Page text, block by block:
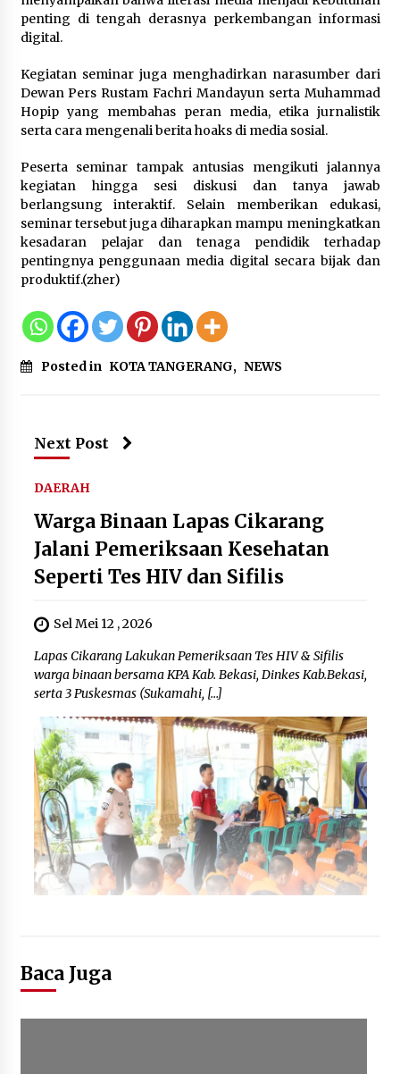
penting di tengah derasnya perkembangan informasi
digital.
Kegiatan seminar juga menghadirkan narasumber dari
Dewan Pers Rustam Fachri Mandayun serta Muhammad
Hopip yang membahas peran media, etika jurnalistik
serta cara mengenali berita hoaks di media sosial.
Peserta seminar tampak antusias mengikuti jalannya
kegiatan hingga sesi diskusi dan tanya jawab
berlangsung interaktif. Selain memberikan edukasi,
seminar tersebut juga diharapkan mampu meningkatkan
kesadaran pelajar dan tenaga pendidik terhadap
pentingnya penggunaan media digital secara bijak dan
produktif.(zher)
Posted in KOTA TANGERANG, NEWS
Next Post
DAERAH
Warga Binaan Lapas Cikarang
Jalani Pemeriksaan Kesehatan
Seperti Tes HIV dan Sifilis
Sel Mei 12 , 2026
Lapas Cikarang Lakukan Pemeriksaan Tes HIV & Sifilis
warga binaan bersama KPA Kab. Bekasi, Dinkes Kab.Bekasi,
serta 3 Puskesmas (Sukamahi, […]
Baca Juga